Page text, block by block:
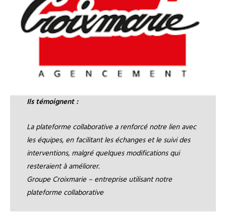
Ils témoignent :
La plateforme collaborative a renforcé notre lien avec
les équipes, en facilitant les échanges et le suivi des
interventions, malgré quelques modifications qui
resteraient à améliorer.
Groupe Croixmarie – entreprise utilisant notre
plateforme collaborative